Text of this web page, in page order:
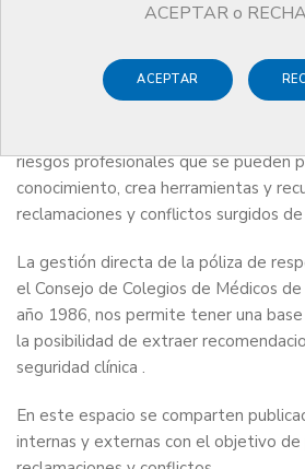
ACEPTAR o
ACEPTAR
Seguridad Clínica
riesgos profesionales que se pueden
conocimiento, crea herramientas y
reclamaciones y conflictos surgidos
La gestión directa de la póliza de
el Consejo de Colegios de Médicos
año 1986, nos permite tener una
la posibilidad de extraer
seguridad clínica .
En este espacio se comparten
internas y externas con el objetivo de